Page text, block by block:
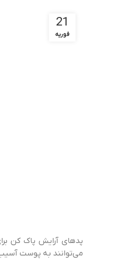
21
فوریه
پدهای آرایش پاک کن
می‌توانند به پوست